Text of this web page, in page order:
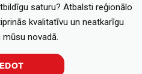
saturu? Atbalsti reģionālo
kvalitatīvu un neatkarīgu
mūsu novadā.